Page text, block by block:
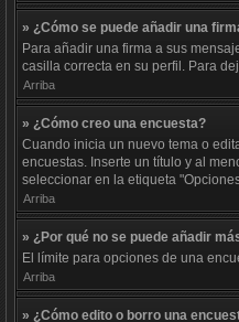
» ¿Cómo se puede añadir una
Para añadir una firma a sus
casilla correcta en su perfil. Para
Arriba
» ¿Cómo creo una encuesta?
Cuando inicia un nuevo tema o
encuestas. Inserte un título y al
seleccionar en la etiqueta
Arriba
» ¿Por qué no se puede añadir
El límite para opciones de una
Arriba
» ¿Cómo edito o borro una